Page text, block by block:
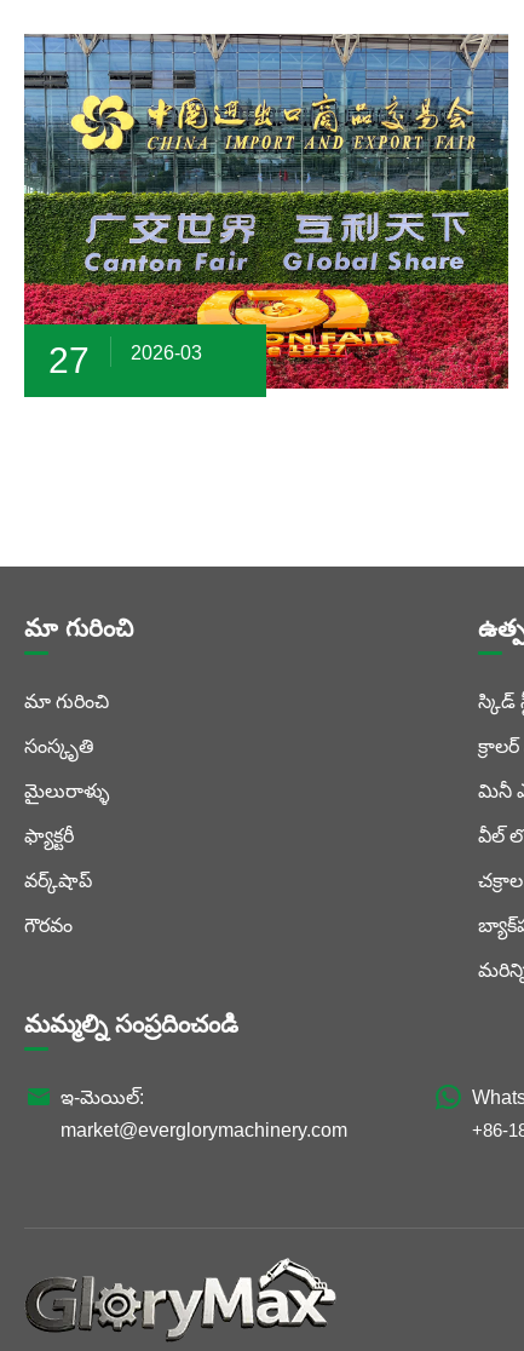
27 2026-03
మా గురించి
మా గురించి
సంస్కృతి
మైలురాళ్ళు
ఫ్యాక్టరీ
వర్క్‌షాప్
గౌరవం
స్కిడ్
మినీ
వీల్
మమ్మల్ని సంప్రదించండి
 ఇ-మెయిల్:
market@everglorymachinery.com

+86-